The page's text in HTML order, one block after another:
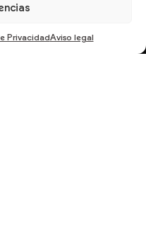
PrivacidadAviso legal